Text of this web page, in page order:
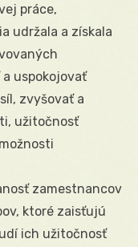
práce,
udržala a získala
uspokojovať
zvyšovať a
užitočnosť
zamestnancov
ktoré zaisťujú
ich užitočnosť